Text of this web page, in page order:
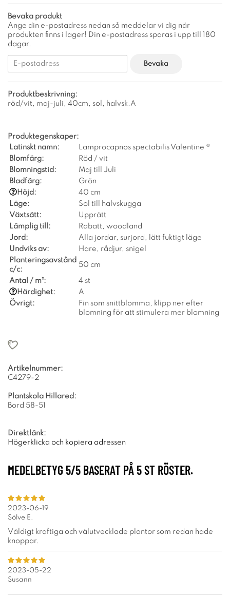
Bevaka produkt
Ange din e-postadress nedan så meddelar vi dig när
produkten finns i lager! Din e-postadress sparas i upp till 180
dagar.
Bevaka
Produktbeskrivning:
röd/vit, maj-juli, 40cm, sol, halvsk.A
Produktegenskaper:
Latinskt namn:
Lamprocapnos spectabilis Valentine ®
Blomfärg:
Röd / vit
Blomningstid:
Maj till Juli
Bladfärg:
Grön
Höjd:
40 cm
Läge:
Sol till halvskugga
Växtsätt:
Upprätt
Lämplig till:
Rabatt, woodland
Jord:
Alla jordar, surjord, lätt fuktigt läge
Undviks av:
Hare, rådjur, snigel
Planteringsavstånd
c/c:
50 cm
Antal / m²:
4 st
Härdighet:
A
Övrigt:
Fin som snittblomma, klipp ner efter
blomning för att stimulera mer blomning
Artikelnummer:
C4279-2
Plantskola Hillared:
Bord 58-51
Direktlänk:
Högerklicka och kopiera adressen
MEDELBETYG 5/5 BASERAT PÅ 5ST RÖSTER.
2023-06-19
Sölve E.
Väldigt kraftiga och välutvecklade plantor som redan hade
knoppar.
2023-05-22
Susann